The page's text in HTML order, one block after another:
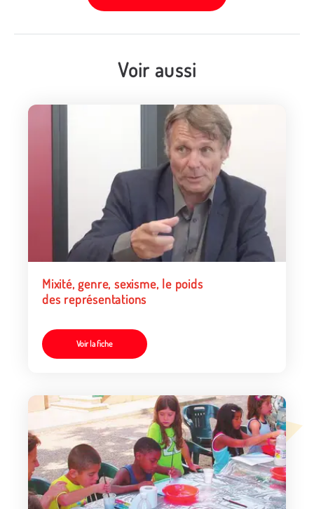
Voir aussi
Mixité, genre, sexisme, le poids
des représentations
Voir la fiche